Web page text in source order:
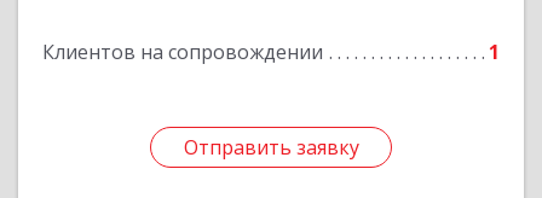
Клиентов на сопровождении 1
Отправить заявку
Отправить заявку